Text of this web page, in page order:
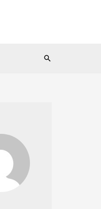
Search